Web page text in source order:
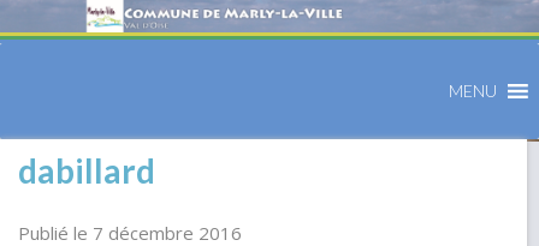
MENU
dabillard
Publié le 7 décembre 2016